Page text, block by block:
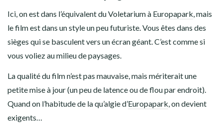
Ici, on est dans l’équivalent du Voletarium à Europapark, mais
le film est dans un style un peu futuriste. Vous êtes dans des
sièges qui se basculent vers un écran géant. C’est comme si
vous voliez au milieu de paysages.
La qualité du film n’est pas mauvaise, mais mériterait une
petite mise à jour (un peu de latence ou de flou par endroit).
Quand on l’habitude de la qu’algie d’Europapark, on devient
exigents…